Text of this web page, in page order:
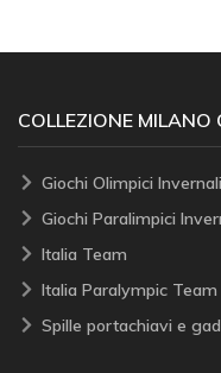
COLLEZIONE
Giochi Olimpici Invernali
Giochi Paralimpici
Italia Team
Italia Paralympic Team
Spille portachiavi e